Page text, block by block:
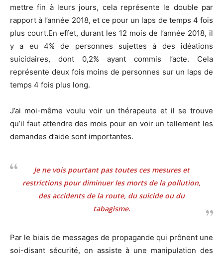
mettre fin à leurs jours, cela représente le double par
rapport à l’année 2018, et ce pour un laps de temps 4 fois
plus court.En effet, durant les 12 mois de l’année 2018, il
y a eu 4% de personnes sujettes à des idéations
suicidaires, dont 0,2% ayant commis l’acte. Cela
représente deux fois moins de personnes sur un laps de
temps 4 fois plus long.
J’ai moi-même voulu voir un thérapeute et il se trouve
qu’il faut attendre des mois pour en voir un tellement les
demandes d’aide sont importantes.
Je ne vois pourtant pas toutes ces mesures et
restrictions pour diminuer les morts de la pollution,
des accidents de la route, du suicide ou du
tabagisme.
Par le biais de messages de propagande qui prônent une
soi-disant sécurité, on assiste à une manipulation des